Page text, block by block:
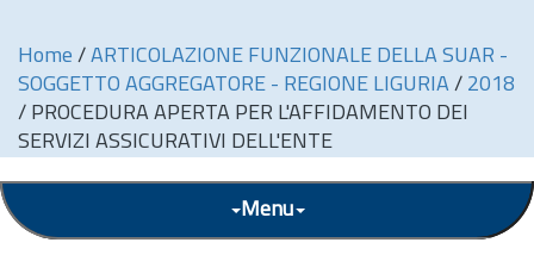
Home / ARTICOLAZIONE FUNZIONALE DELLA SUAR -
SOGGETTO AGGREGATORE - REGIONE LIGURIA / 2018
/ PROCEDURA APERTA PER L'AFFIDAMENTO DEI
SERVIZI ASSICURATIVI DELL'ENTE
Menu